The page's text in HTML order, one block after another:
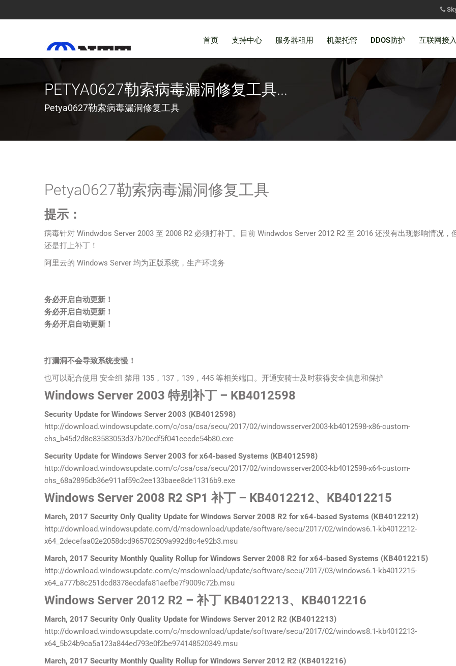
首页 支持中心 服务器租用 机架托管 DDOS防护 互联网接
PETYA0627勒索病毒漏洞修复工具...
Petya0627勒索病毒漏洞修复工具
Petya0627勒索病毒漏洞修复工具
提示：
病毒针对 Windwdos Server 2003 至 2008 R2 必须打补丁。目前 Windwdos Server 2012 R2 至 2016 还没有出现影响情况，
还是打上补丁！
阿里云的 Windows Server 均为正版系统 ，生产环境务
务必开启自动更新！
务必开启自动更新！
务必开启自动更新！
打漏洞不会导致系统变慢！
也可以配合使用 安全组 禁用 135，137，139，445 等相关端口。开通安骑士及时获得安全信息和保护
Windows Server 2003 特别补丁 – KB4012598
Security Update for Windows Server 2003 (KB4012598)
http://download.windowsupdate.com/c/csa/csa/secu/2017/02/windowsserver2003-kb4012598-x86-custom-
chs_b45d2d8c83583053d37b20edf5f041ecede54b80.exe
Security Update for Windows Server 2003 for x64-based Systems (KB4012598)
http://download.windowsupdate.com/c/csa/csa/secu/2017/02/windowsserver2003-kb4012598-x64-custom-
chs_68a2895db36e911af59c2ee133baee8de11316b9.exe
Windows Server 2008 R2 SP1 补丁 – KB4012212、KB4012215
March, 2017 Security Only Quality Update for Windows Server 2008 R2 for x64-based Systems (KB4012212)
http://download.windowsupdate.com/d/msdownload/update/software/secu/2017/02/windows6.1-kb4012212-
x64_2decefaa02e2058dcd965702509a992d8c4e92b3.msu
March, 2017 Security Monthly Quality Rollup for Windows Server 2008 R2 for x64-based Systems (KB4012215)
http://download.windowsupdate.com/c/msdownload/update/software/secu/2017/03/windows6.1-kb4012215-
x64_a777b8c251dcd8378ecdafa81aefbe7f9009c72b.msu
Windows Server 2012 R2 – 补丁 KB4012213、KB4012216
March, 2017 Security Only Quality Update for Windows Server 2012 R2 (KB4012213)
http://download.windowsupdate.com/c/msdownload/update/software/secu/2017/02/windows8.1-kb4012213-
x64_5b24b9ca5a123a844ed793e0f2be974148520349.msu
March, 2017 Security Monthly Quality Rollup for Windows Server 2012 R2 (KB4012216)